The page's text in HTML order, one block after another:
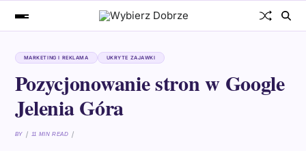
MARKETING I REKLAMA UKRYTE ZAJAWKI
Pozycjonowanie stron w Google
Jelenia Góra
BY 11 MIN READ